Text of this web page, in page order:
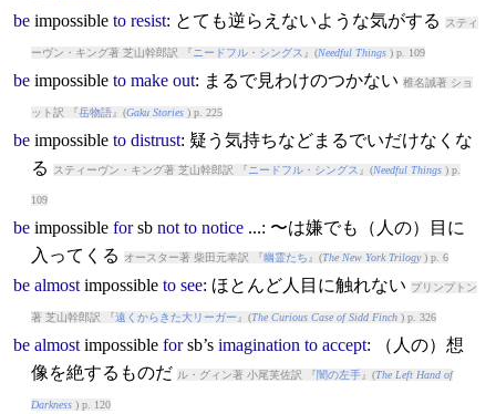
be impossible to resist: とても逆らえないような気がする スティ
ーヴン・キング著 芝山幹郎訳 『 ニードフル・シングス 』(Needful Things) p. 109
be impossible to make out: まるで見わけのつかない 椎名誠著 ショ
ット訳 『岳物語』(Gaku Stories) p. 225
be impossible to distrust: 疑う気持ちなどまるでいだけなくな
る
スティーヴン・キング著 芝山幹郎訳 『 ニードフル・シングス 』(Needful Things) p.
109
be impossible forsb not to notice...: 〜は嫌でも（人の）目に
入ってくる
オースター著 柴田元幸訳 『幽霊たち 』(The New York Trilogy) p. 6
be almost impossible to see: ほとんど人目に触れない プリンプトン
著 芝山幹郎訳 『遠くからきた大リーガー 』(The Curious Case of Sidd Finch) p. 326
be almost impossible forsb’s imagination to accept: （人の）想
像を絶するものだ ル・グィン著 小尾芙佐訳 『闇の左手』(The Left Hand of
Darkness) p. 120